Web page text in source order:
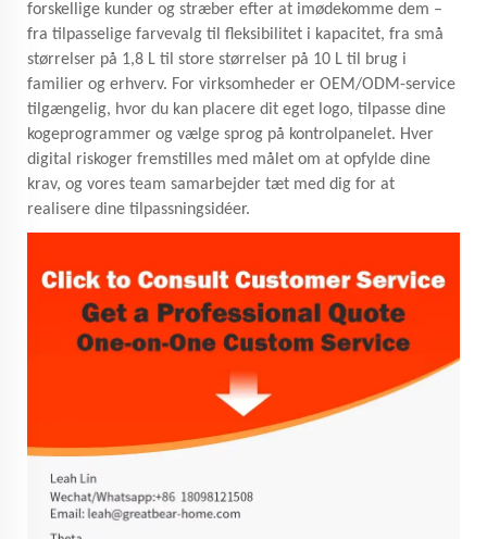
forskellige kunder og stræber efter at imødekomme dem –
fra tilpasselige farvevalg til fleksibilitet i kapacitet, fra små
størrelser på 1,8 L til store størrelser på 10 L til brug i
familier og erhverv. For virksomheder er OEM/ODM-service
tilgængelig, hvor du kan placere dit eget logo, tilpasse dine
kogeprogrammer og vælge sprog på kontrolpanelet. Hver
digital riskoger fremstilles med målet om at opfylde dine
krav, og vores team samarbejder tæt med dig for at
realisere dine tilpassningsidéer.